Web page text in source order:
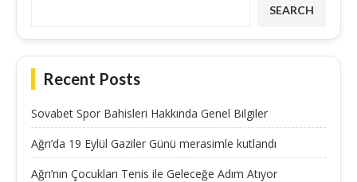
SEARCH
Recent Posts
Sovabet Spor Bahisleri Hakkında Genel Bilgiler
Ağrı’da 19 Eylül Gaziler Günü merasimle kutlandı
Ağrı’nın Çocukları Tenis ile Geleceğe Adım Atıyor